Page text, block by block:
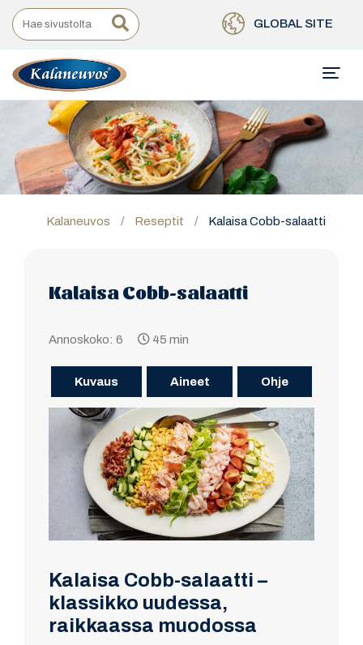
GLOBAL SITE
Kalaneuvos / Reseptit / Kalaisa Cobb-salaatti
Kalaisa Cobb-salaatti
Annoskoko: 6 45 min
Kuvaus Aineet Ohje
Kalaisa Cobb-salaatti –
klassikko uudessa,
raikkaassa muodossa